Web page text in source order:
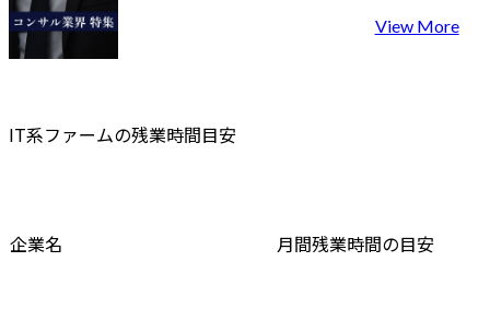
View More
IT系ファームの残業時間目安
企業名 月間残業時間の目安